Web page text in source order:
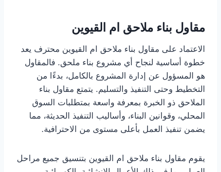
مقاول بناء ملاحق ام القيوين
الاعتماد على مقاول بناء ملاحق ام القيوين محترف يعد
خطوة أساسية لنجاح أي مشروع بناء ملحق. فالمقاول
هو المسؤول عن إدارة المشروع بالكامل، بدءًا من
التخطيط وحتى التنفيذ والتسليم. يتمتع مقاول بناء
الملاحق ذو الخبرة بمعرفة واسعة بمتطلبات السوق
المحلي، وقوانين البناء، وأساليب التنفيذ الحديثة، مما
يضمن تنفيذ العمل بأعلى مستوى من الاحترافية.
يقوم مقاول بناء ملاحق ام القيوين بتنسيق جميع مراحل